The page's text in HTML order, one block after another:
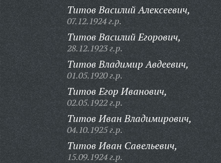
Титов Василий Алексеевич,
07.12.1924 г.р.
Титов Василий Егорович,
28.12.1923 г.р.
Титов Владимир Авдеевич,
01.05.1920 г.р.
Титов Егор Иванович,
02.05.1922 г.р.
Титов Иван Владимирович,
04.10.1925 г.р.
Титов Иван Савельевич,
15.09.1924 г.р.